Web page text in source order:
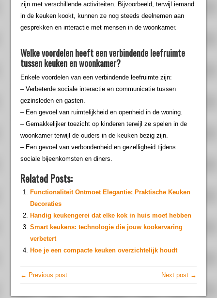
zijn met verschillende activiteiten. Bijvoorbeeld, terwijl iemand
in de keuken kookt, kunnen ze nog steeds deelnemen aan
gesprekken en interactie met mensen in de woonkamer.
Welke voordelen heeft een verbindende leefruimte
tussen keuken en woonkamer?
Enkele voordelen van een verbindende leefruimte zijn:
– Verbeterde sociale interactie en communicatie tussen
gezinsleden en gasten.
– Een gevoel van ruimtelijkheid en openheid in de woning.
– Gemakkelijker toezicht op kinderen terwijl ze spelen in de
woonkamer terwijl de ouders in de keuken bezig zijn.
– Een gevoel van verbondenheid en gezelligheid tijdens
sociale bijeenkomsten en diners.
Related Posts:
Functionaliteit Ontmoet Elegantie: Praktische Keuken
Decoraties
Handig keukengerei dat elke kok in huis moet hebben
Smart keukens: technologie die jouw kookervaring
verbetert
Hoe je een compacte keuken overzichtelijk houdt
← Previous post Next post →